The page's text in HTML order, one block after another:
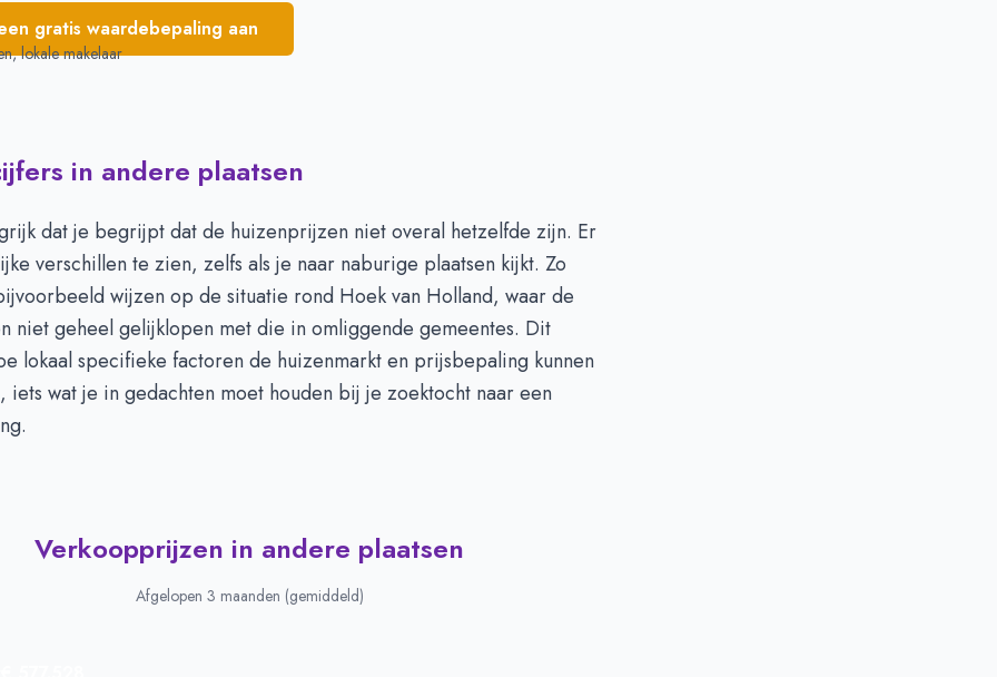
gratis waardebepaling aan
lokale makelaar
in andere plaatsen
dat je begrijpt dat de huizenprijzen niet overal hetzelfde zijn. Er
verschillen te zien, zelfs als je naar naburige plaatsen kijkt. Zo
wijzen op de situatie rond Hoek van Holland, waar de
niet geheel gelijklopen met die in omliggende gemeentes. Dit
lokaal specifieke factoren de huizenmarkt en prijsbepaling kunnen
iets wat je in gedachten moet houden bij je zoektocht naar een
Verkoopprijzen in andere plaatsen
Afgelopen 3 maanden (gemiddeld)